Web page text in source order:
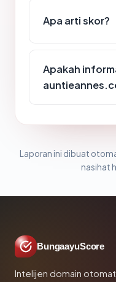
Apa arti skor?
Apakah
Laporan ini dibuat
nasihat
BungaayuScore
Intelijen domain